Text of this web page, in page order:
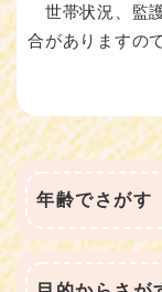
世帯状況、監
合がありますの
年齢でさがす